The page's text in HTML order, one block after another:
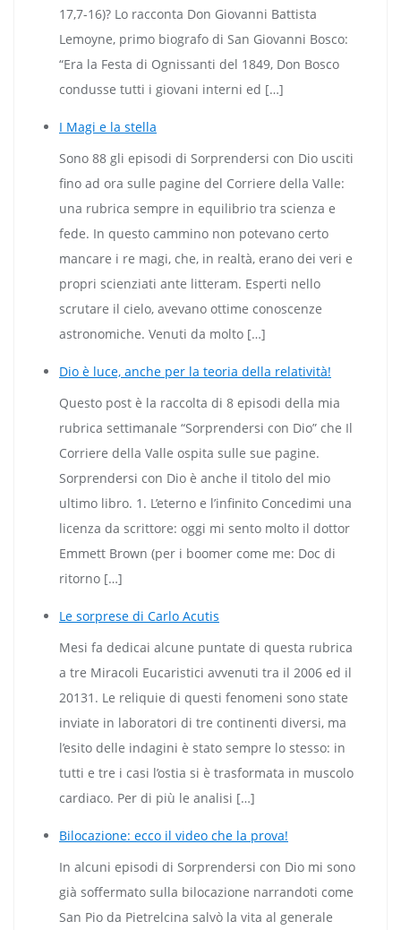
17,7-16)? Lo racconta Don Giovanni Battista
Lemoyne, primo biografo di San Giovanni Bosco:
“Era la Festa di Ognissanti del 1849, Don Bosco
condusse tutti i giovani interni ed […]
I Magi e la stella
Sono 88 gli episodi di Sorprendersi con Dio usciti
fino ad ora sulle pagine del Corriere della Valle:
una rubrica sempre in equilibrio tra scienza e
fede. In questo cammino non potevano certo
mancare i re magi, che, in realtà, erano dei veri e
propri scienziati ante litteram. Esperti nello
scrutare il cielo, avevano ottime conoscenze
astronomiche. Venuti da molto […]
Dio è luce, anche per la teoria della relatività!
Questo post è la raccolta di 8 episodi della mia
rubrica settimanale “Sorprendersi con Dio” che Il
Corriere della Valle ospita sulle sue pagine.
Sorprendersi con Dio è anche il titolo del mio
ultimo libro. 1. L’eterno e l’infinito Concedimi una
licenza da scrittore: oggi mi sento molto il dottor
Emmett Brown (per i boomer come me: Doc di
ritorno […]
Le sorprese di Carlo Acutis
Mesi fa dedicai alcune puntate di questa rubrica
a tre Miracoli Eucaristici avvenuti tra il 2006 ed il
20131. Le reliquie di questi fenomeni sono state
inviate in laboratori di tre continenti diversi, ma
l’esito delle indagini è stato sempre lo stesso: in
tutti e tre i casi l’ostia si è trasformata in muscolo
cardiaco. Per di più le analisi […]
Bilocazione: ecco il video che la prova!
In alcuni episodi di Sorprendersi con Dio mi sono
già soffermato sulla bilocazione narrandoti come
San Pio da Pietrelcina salvò la vita al generale